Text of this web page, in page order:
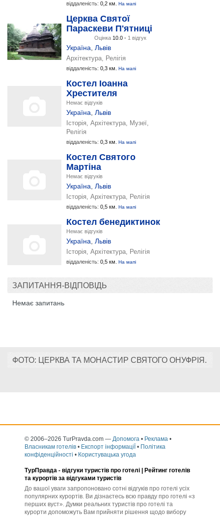
віддаленість: 0,2 км. На мапі
Церква Святої
Параскеви П'ятниці
Оцінка 10.0 - 1 відгук
Україна Львів
Архітектура, Релігія
віддаленість: 0,3 км. На мапі
Костел Іоанна
Хрестителя
Немає відгуків
Україна Львів
Історія, Архітектура, Музеї,
Релігія
віддаленість: 0,3 км. На мапі
Костел Святого
Мартіна
Немає відгуків
Україна Львів
Історія, Архітектура, Релігія
віддаленість: 0,5 км. На мапі
Костел бенедиктинок
Немає відгуків
Україна Львів
Історія, Архітектура, Релігія
віддаленість: 0,5 км. На мапі
ЗАПИТАННЯ-ВІДПОВІДЬ
Немає запитань
ФОТО: ЦЕРКВА ТА МОНАСТИР СВЯТОГО ОНУФРІЯ.
© 2006–2026 TurPravda.com — Допомога • Реклама •
Власникам готелів • Експорт інформаціЇ • Політика
конфіденційності • Користувацька угода
ТурПравда - відгуки туристів про готелі | Рейтинг готелів
та курортів за відгуками туристів
До вашої уваги запропоновано сотні відгуків про готелі усіх
популярних курортів. Ви дізнаєтесь всю правду про готелі «з
перших вуст». Думки реальних туристів про готелі та
курорти допоможуть Вам прийняти рішення щодо вибору